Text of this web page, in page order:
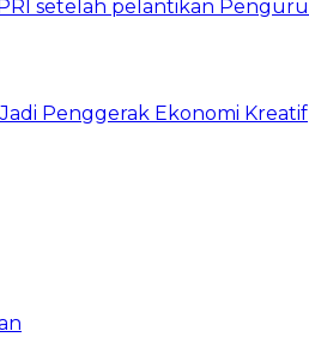
Penggerak Ekonomi Kreatif